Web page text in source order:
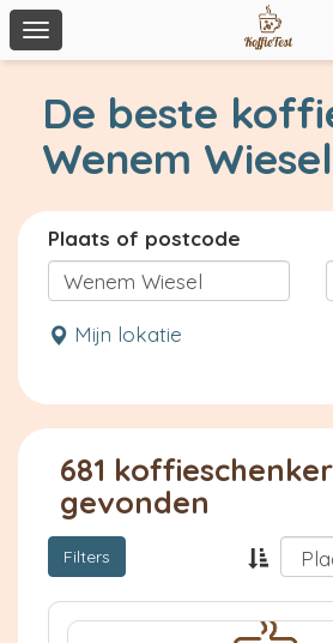
Toggle
navigation
De beste
Wenem Wiesel
Plaats of postcode
Mijn lokatie
681
gevonden
Filters